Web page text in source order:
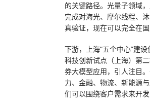
的关键路径。光量子领域
完成对海光、摩尔线程、
真验证，现在可以完全在国
下游，上海“五个中心”建
科技创新试点（上海）第
券大模型应用，引人注目
力、金融、物流、新能源
们可以围绕客户需求来开